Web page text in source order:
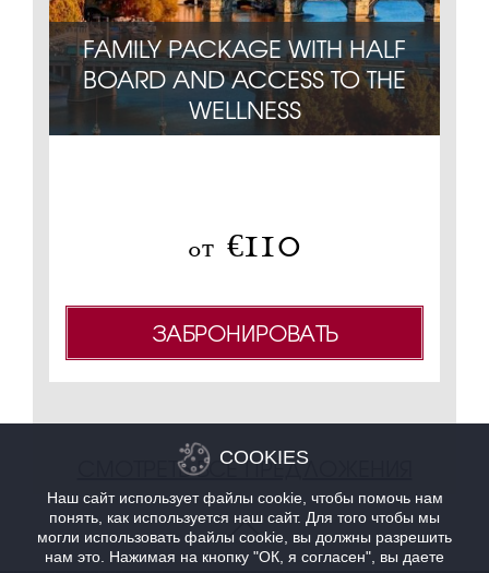
FAMILY PACKAGE WITH HALF
BOARD AND ACCESS TO THE
WELLNESS
oт €110
ЗАБРОНИРОВАТЬ
СМОТРЕТЬ ВСЕ ПРЕДЛОЖЕНИЯ
COOKIES
Наш сайт использует файлы cookie, чтобы помочь нам
понять, как используется наш сайт. Для того чтобы мы
могли использовать файлы cookie, вы должны разрешить
нам это. Нажимая на кнопку "ОК, я согласен", вы даете